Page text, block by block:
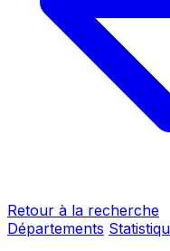
Retour à la recherche
Départements